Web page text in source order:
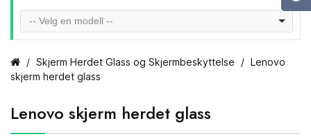
-- Velg en modell --
Skjerm Herdet Glass og Skjermbeskyttelse
Lenovo
skjerm herdet glass
Lenovo skjerm herdet glass